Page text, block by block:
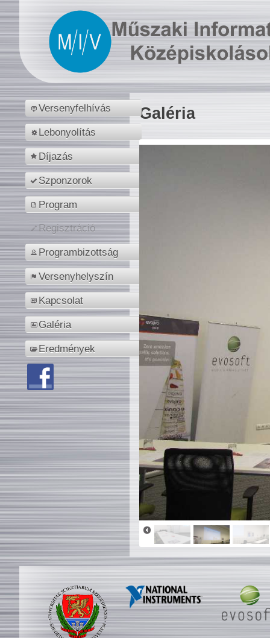
Versenyfelhívás
Lebonyolítás
Díjazás
Szponzorok
Program
Regisztráció
Programbizottság
Versenyhelyszín
Kapcsolat
Galéria
Eredmények
Galéria